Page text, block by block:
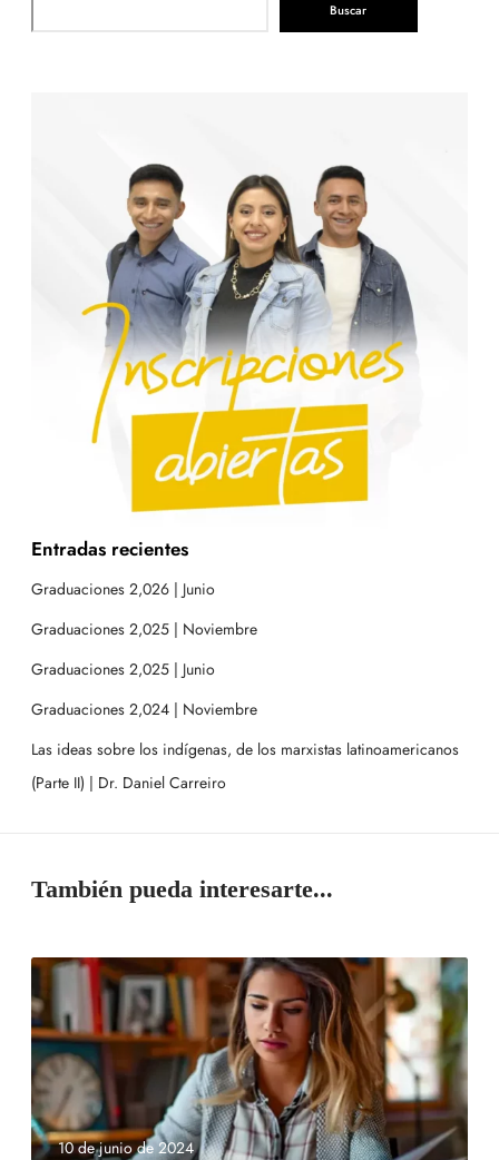
Buscar
Entradas recientes
Graduaciones 2,026 | Junio
Graduaciones 2,025 | Noviembre
Graduaciones 2,025 | Junio
Graduaciones 2,024 | Noviembre
Las ideas sobre los indígenas, de los marxistas latinoamericanos
(Parte II) | Dr. Daniel Carreiro
También pueda interesarte...
10 de junio de 2024